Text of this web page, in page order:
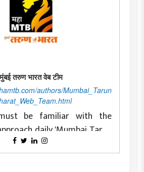
तरुण भारत वेब टीम
authors/Mumbai_Tarun
be familiar with the
daily 'Mumbai Tarun
newspaper committed to
nationalist ideals and
time is essential for any